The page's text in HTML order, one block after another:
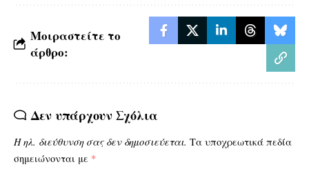
Μοιραστείτε το
άρθρο:
Δεν υπάρχουν Σχόλια
Η ηλ. διεύθυνση σας δεν δημοσιεύεται. Τα υποχρεωτικά πεδία
σημειώνονται με *